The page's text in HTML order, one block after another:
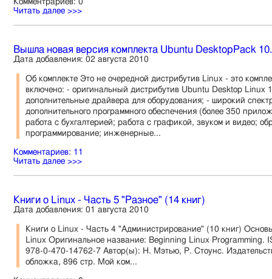
Читать далее >>>
Вышла новая версия комплекта Ubuntu DesktopPack
Дата добавления: 02 августа 2010
Об комплекте Это не очередной дистрибутив Linux - это
включено: - оригинальный дистрибутив Ubuntu Desktop Linux
дополнительные драйвера для оборудования; - широкий
дополнительного программного обеспечения (более 350
работа с бухгалтерией; работа с графикой, звуком и видео;
программирование; инженерные...
Комментариев: 11
Читать далее >>>
Книги о Linux - Часть 5 "Разное" (14 книг)
Дата добавления: 01 августа 2010
Книги о Linux - Часть 4 "Администрирование" (10 книг)
Linux Оригинальное название: Beginning Linux Programming.
978-0-470-14762-7 Автор(ы): Н. Мэтью, Р. Стоунс.
обложка, 896 стр. Мой ком...